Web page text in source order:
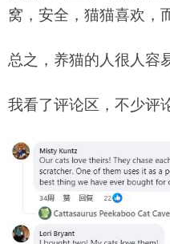
窝，安全，猫猫喜欢，
总之，养猫的人很人容
我看了评论区，不少评